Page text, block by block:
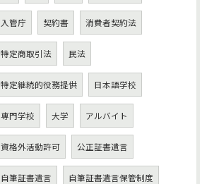
入管庁 契約書 消費者契約法
特定商取引法 民法
特定継続的役務提供 日本語学校
専門学校 大学 アルバイト
資格外活動許可 公正証書遺言
自筆証書遺言 自筆証書遺言保管制度